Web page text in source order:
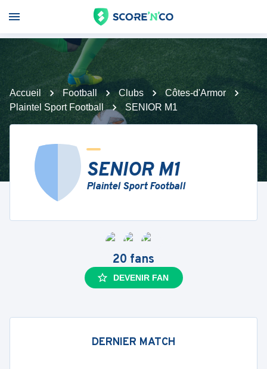
Accueil Football Clubs
Côtes-d'Armor
Plaintel Sport Football
SENIOR M1
SENIOR M1
Plaintel Sport Football
20 fans
DEVENIR FAN
DERNIER MATCH